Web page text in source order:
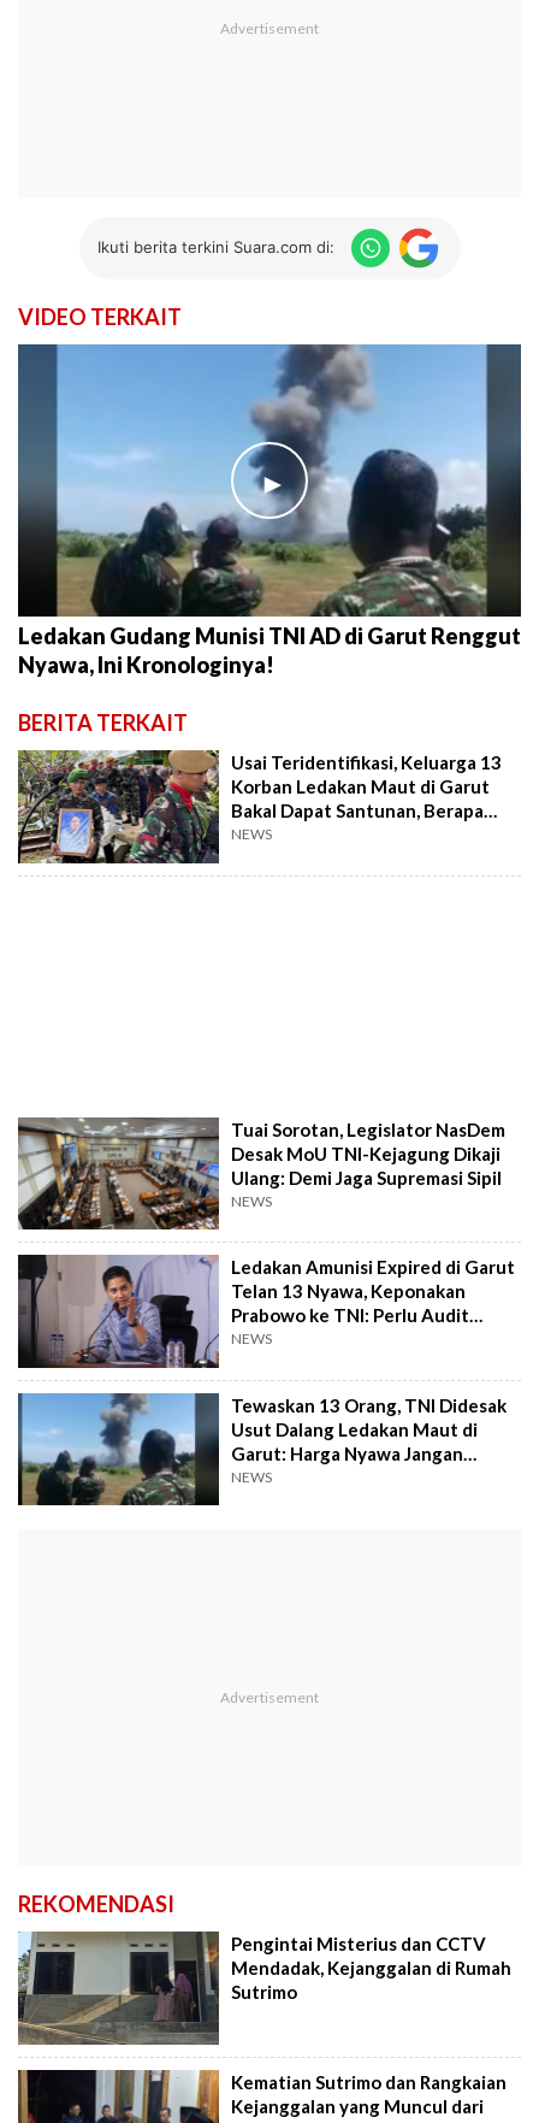
Ikuti berita terkini Suara.com di:
VIDEO TERKAIT
►
Ledakan Gudang Munisi TNI AD di Garut Renggut
Nyawa, Ini Kronologinya!
BERITA TERKAIT
Usai Teridentifikasi, Keluarga 13
Korban Ledakan Maut di Garut
Bakal Dapat Santunan, Berapa
Banyak?
NEWS
Tuai Sorotan, Legislator NasDem
Desak MoU TNI-Kejagung Dikaji
Ulang: Demi Jaga Supremasi Sipil
NEWS
Ledakan Amunisi Expired di Garut
Telan 13 Nyawa, Keponakan
Prabowo ke TNI: Perlu Audit
Menyeluruh!
NEWS
Tewaskan 13 Orang, TNI Didesak
Usut Dalang Ledakan Maut di
Garut: Harga Nyawa Jangan
Dianggap Murah!
NEWS
REKOMENDASI
Pengintai Misterius dan CCTV
Mendadak, Kejanggalan di Rumah
Sutrimo
Kematian Sutrimo dan Rangkaian
Kejanggalan yang Muncul dari